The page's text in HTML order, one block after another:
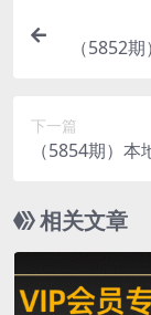
（5852
下一篇
（5854期）
相关文章